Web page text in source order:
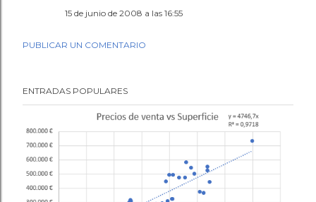
15 de junio de 2008 a las 16:55
PUBLICAR UN COMENTARIO
ENTRADAS POPULARES